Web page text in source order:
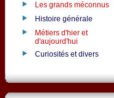
Les grands méconnus
Histoire générale
Métiers d'hier et
d'aujourd'hui
Curiosités et divers